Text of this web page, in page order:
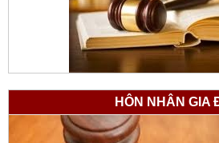
HÔN NHÂN GIA